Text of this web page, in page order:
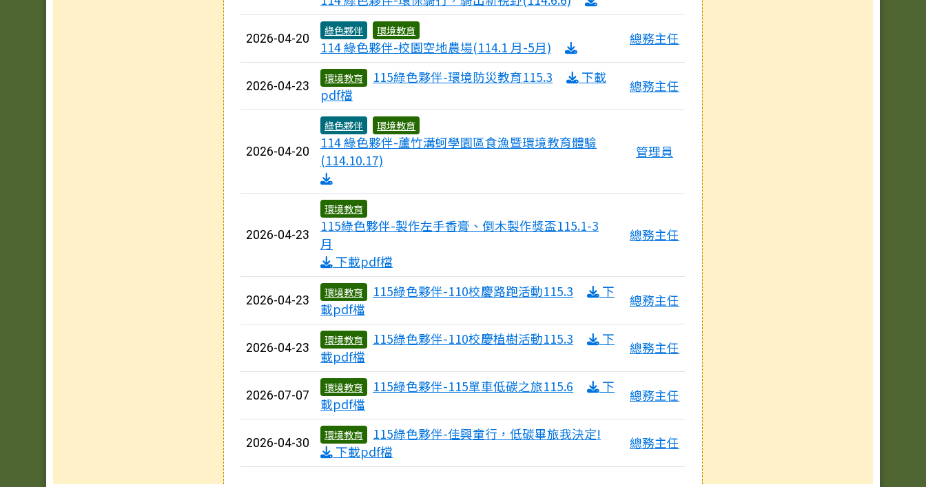
2026-04-20
綠色夥伴 環境教育
114 綠色夥伴-校園空地農場(114.1 月-5月)
總務主任
2026-04-23
環境教育 115綠色夥伴-環境防災教育115.3
下載
pdf檔
總務主任
2026-04-20
綠色夥伴 環境教育
114 綠色夥伴-蘆竹溝蚵學園區食漁暨環境教育體驗
(114.10.17)
管理員
2026-04-23
環境教育
115綠色夥伴-製作左手香膏、倒木製作獎盃115.1-3
月
下載pdf檔
總務主任
2026-04-23
環境教育 115綠色夥伴-110校慶路跑活動115.3
下
載pdf檔
總務主任
2026-04-23
環境教育 115綠色夥伴-110校慶植樹活動115.3
下
載pdf檔
總務主任
2026-07-07
環境教育 115綠色夥伴-115單車低碳之旅115.6
下
載pdf檔
總務主任
2026-04-30
環境教育
115綠色夥伴-佳興童行，低碳畢旅我決定!
下載pdf檔
總務主任